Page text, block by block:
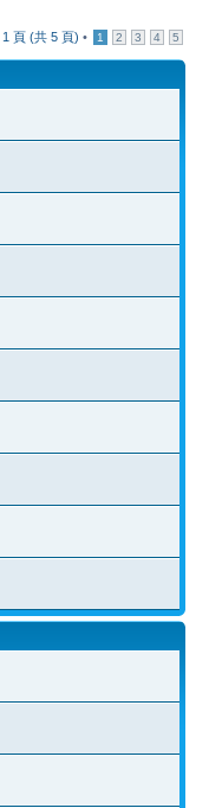
1 頁 (共 5 頁) • 1 2 3 4 5